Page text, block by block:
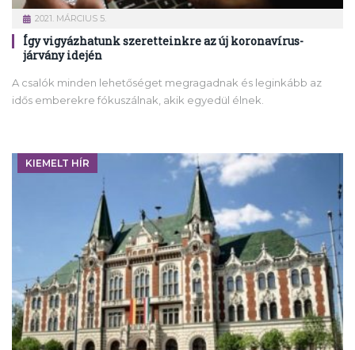
2021. MÁRCIUS 5.
Így vigyázhatunk szeretteinkre az új koronavírus-
járvány idején
A csalók minden lehetőséget megragadnak és leginkább az
idős emberekre fókuszálnak, akik egyedül élnek.
KIEMELT HÍR